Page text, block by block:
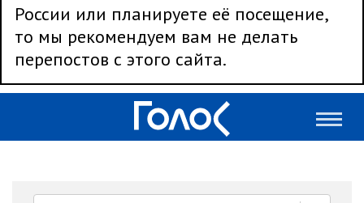
России или планируете её посещение,
то мы рекомендуем вам не делать
перепостов с этого сайта.